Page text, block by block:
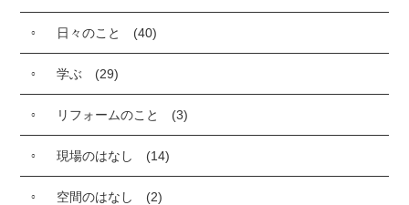
日々のこと (40)
学ぶ (29)
リフォームのこと (3)
現場のはなし (14)
空間のはなし (2)